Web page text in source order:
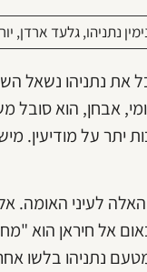
נתניהו,גלעד ארדן,
את נתניהו נשאל
אבחן, הוא סובל
יתר על מודיעין.
לעיני האומה.
אל חיראן הוא
נתניהו בלשו